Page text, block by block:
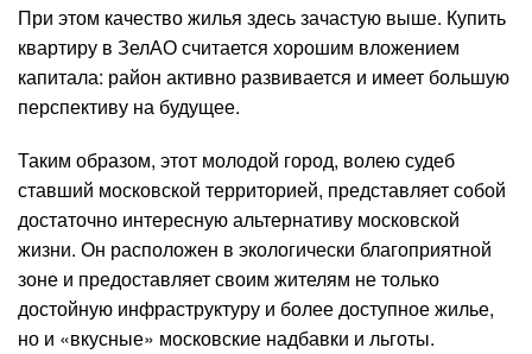
При этом качество жилья здесь зачастую выше. Купить
квартиру в ЗелАО считается хорошим вложением
капитала: район активно развивается и имеет большую
перспективу на будущее.
Таким образом, этот молодой город, волею судеб
ставший московской территорией, представляет собой
достаточно интересную альтернативу московской
жизни. Он расположен в экологически благоприятной
зоне и предоставляет своим жителям не только
достойную инфраструктуру и более доступное жилье,
но и «вкусные» московские надбавки и льготы.